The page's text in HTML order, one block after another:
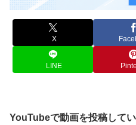
X
LINE
YouTubeで動画を投稿して